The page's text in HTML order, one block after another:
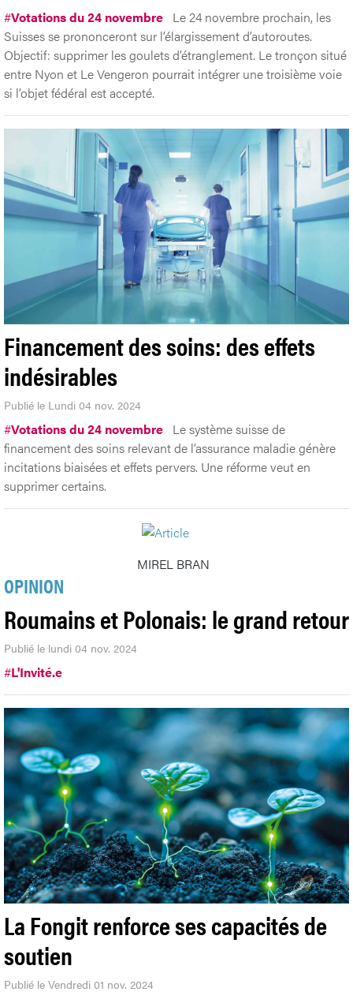
#Votations du 24 novembre Le 24 novembre prochain, les
Suisses se prononceront sur l’élargissement d’autoroutes.
Objectif: supprimer les goulets d’étranglement. Le tronçon situé
entre Nyon et Le Vengeron pourrait intégrer une troisième voie
si l’objet fédéral est accepté.
Financement des soins: des effets
indésirables
Publié le Lundi 04 nov. 2024
#Votations du 24 novembre Le système suisse de
financement des soins relevant de l’assurance maladie génère
incitations biaisées et effets pervers. Une réforme veut en
supprimer certains.
MIREL BRAN
OPINION
Roumains et Polonais: le grand retour
Publié le lundi 04 nov. 2024
#L'Invité.e
La Fongit renforce ses capacités de
soutien
Publié le Vendredi 01 nov. 2024